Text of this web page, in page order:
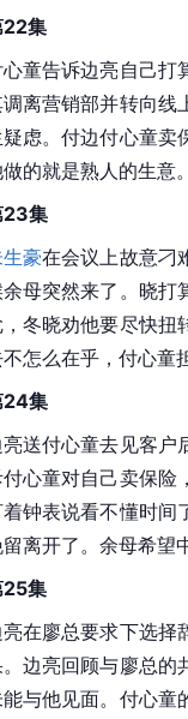
22集
童告诉边亮自己打
离营销部并转向线
虑。付边付心童卖
的就是熟人的生意
23集
豪在会议上故意刁
母突然来了。晓打
，冬晓劝他要尽快扭
怎么在乎，付心童
24集
送付心童去见客户
付心童对自己卖保险
着钟表说看不懂时间
离开了。余母希望
25集
在廖总要求下选择
边亮回顾与廖总的
与他见面。付心童